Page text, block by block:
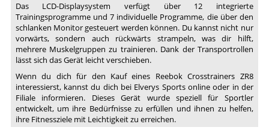
Das LCD-Displaysystem verfügt über 12 integrierte
Trainingsprogramme und 7 individuelle Programme, die über den
schlanken Monitor gesteuert werden können. Du kannst nicht nur
vorwärts, sondern auch rückwärts strampeln, was dir hilft,
mehrere Muskelgruppen zu trainieren. Dank der Transportrollen
lässt sich das Gerät leicht verschieben.
Wenn du dich für den Kauf eines Reebok Crosstrainers ZR8
interessierst, kannst du dich bei Elverys Sports online oder in der
Filiale informieren. Dieses Gerät wurde speziell für Sportler
entwickelt, um ihre Bedürfnisse zu erfüllen und ihnen zu helfen,
ihre Fitnessziele mit Leichtigkeit zu erreichen.